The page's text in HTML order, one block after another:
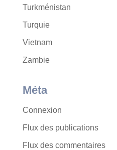
Turkménistan
Turquie
Vietnam
Zambie
Méta
Connexion
Flux des publications
Flux des commentaires